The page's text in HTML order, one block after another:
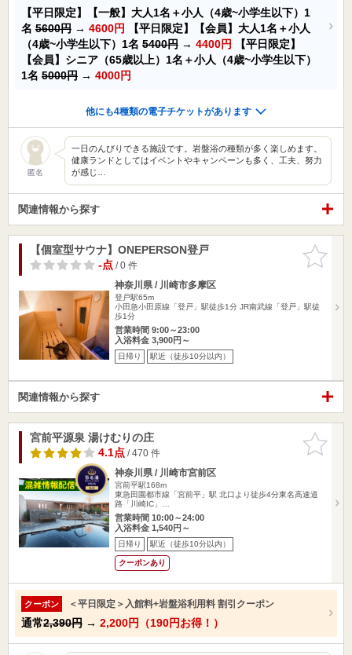
【平日限定】【一般】大人1名＋小人（4歳~小学生以下）1
名 5600円 → 4600円
【平日限定】【会員】大人1名＋小人
（4歳~小学生以下）1名 5400円 → 4400円
【平日限定】
【会員】シニア（65歳以上）1名＋小人（4歳~小学生以下）
1名 5000円 → 4000円
他にも4種類の電子チケットがあります
匿名
一日のんびりできる施設です。岩盤浴の種類が多く楽しめます。
健康ランドとしてはイベントやキャンペーンも多く、工夫、努力
が感じ…
関連情報から探す
お気に入
りに追加
【個室型サウナ】ONEPERSON登戸
-点/ 0 件
神奈川県 / 川崎市多摩区
登戸駅65m
小田急小田原線「登戸」駅徒歩1分 JR南武線「登戸」駅徒
歩1分
営業時間 9:00～23:00
入浴料金 3,900円～
日帰り 駅近（徒歩10分以内）
関連情報から探す
お気に入
りに追加
宮前平源泉 湯けむりの庄
4.1点/ 470 件
神奈川県 / 川崎市宮前区
宮前平駅168m
東急田園都市線「宮前平」駅 北口より徒歩4分東名高速道
路「川崎IC」…
営業時間 10:00～24:00
入浴料金 1,540円～
日帰り 駅近（徒歩10分以内）
クーポンあり
クーポン ＜平日限定＞入館料+岩盤浴利用料 割引クーポン
通常2,390円 → 2,200円（190円お得！）